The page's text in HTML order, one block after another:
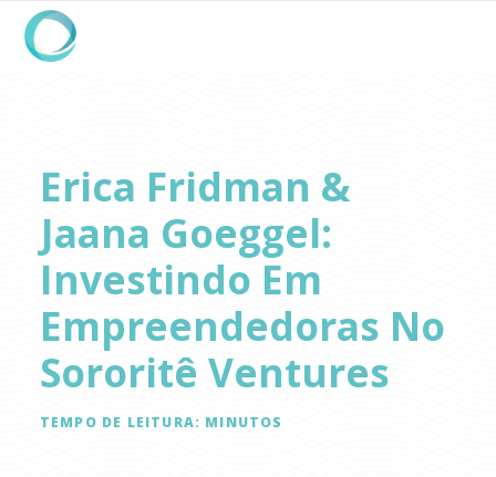
Erica Fridman &
Jaana Goeggel:
Investindo Em
Empreendedoras No
Sororitê Ventures
TEMPO DE LEITURA: MINUTOS